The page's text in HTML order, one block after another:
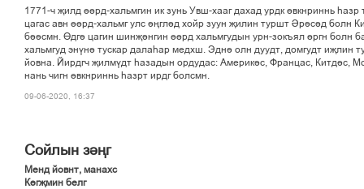
1771-ч љилд ґґрд-хальмгин ик зунь Увш-хааг дахад урдк ґвкнриннь єазр
цагас авн ґґрд-хальмг улс іњглід хойр зуун љилин туршт Ірісід болн
біісмн. Ґдгі цагин шинљінгин ґґрд хальмгудын урн-зокъял ґргн болн
хальмгуд энўні тускар далаєар медхш. Эдні олн дуудт, домгудт иљлин
йовна. Йирдгч љилмўдт єазадын ордудас: Америкіс, Францас, Китдіс,
нань чигн ґвкнриннь єазрт ирдг болсмн.
09-06-2020, 16:37
Сойлын зіњг
Менд йовнт, манахс
Кґгљмин белг